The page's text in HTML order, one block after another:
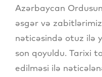
Azərbaycan
əsgər və
nəticəsində otuz ilə
son qoyuldu. Tarixi
edilməsi ilə